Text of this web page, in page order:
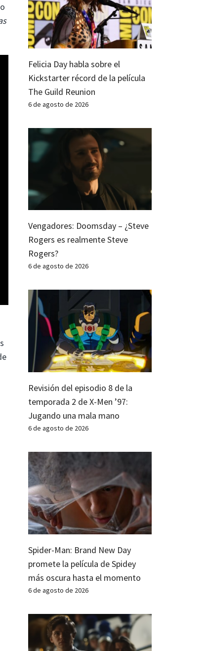
Felicia Day habla sobre el
Kickstarter récord de la película
The Guild Reunion
6 de agosto de 2026
Vengadores: Doomsday – ¿Steve
Rogers es realmente Steve
Rogers?
6 de agosto de 2026
Revisión del episodio 8 de la
temporada 2 de X-Men ’97:
Jugando una mala mano
6 de agosto de 2026
Spider-Man: Brand New Day
promete la película de Spidey
más oscura hasta el momento
6 de agosto de 2026